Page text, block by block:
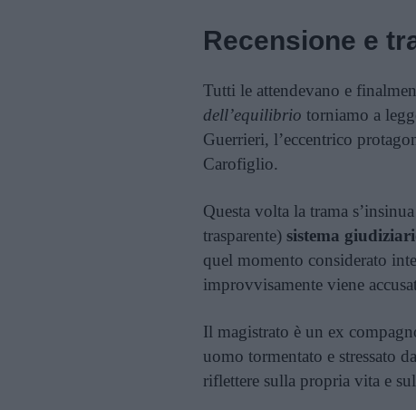
Recensione e
Tutti le attendevano e
dell’equilibrio torniamo a
Guerrieri, l’eccentrico
Carofiglio.
Questa volta la trama
trasparente) sistema
quel momento considerato
improvvisamente viene
Il magistrato è un ex
uomo tormentato e stressato
riflettere sulla propria vita e